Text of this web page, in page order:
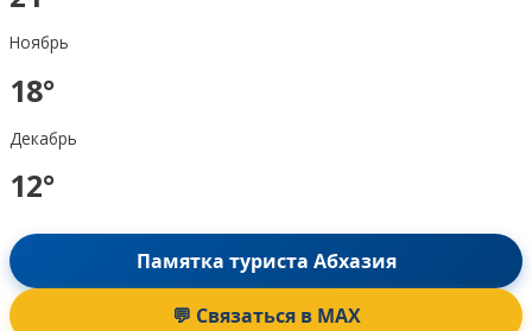
Ноябрь
18°
Декабрь
12°
Памятка туриста Абхазия
💬 Связаться в MAX